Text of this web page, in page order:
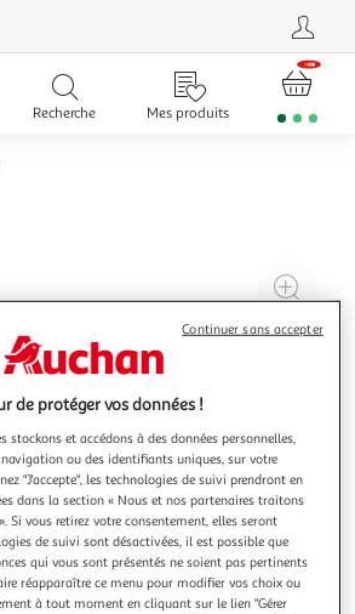
Recherche Mes produits
à
de protéger vos données !
stockons et accédons à des données personnelles,
navigation ou des identifiants uniques, sur votre
"J'accepte", les technologies de suivi prendront en
dans la section « Nous et nos partenaires traitons
Si vous retirez votre consentement, elles seront
de suivi sont désactivées, il est possible que
qui vous sont présentés ne soient pas pertinents
réapparaître ce menu pour modifier vos choix ou
à tout moment en cliquant sur le lien "Gérer
Continuer sans accepter